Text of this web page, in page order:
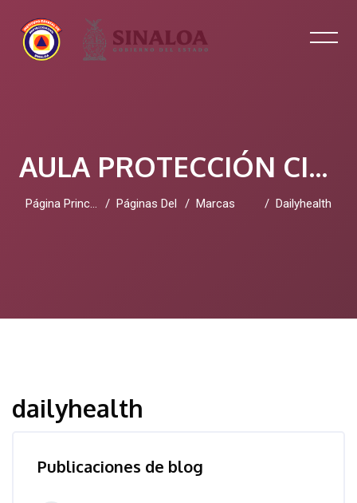
AULA PROTECCIÓN CIVIL SINALOA
Página Principal Páginas Del SitioMarcas Dailyhealth
dailyhealth
Publicaciones de blog